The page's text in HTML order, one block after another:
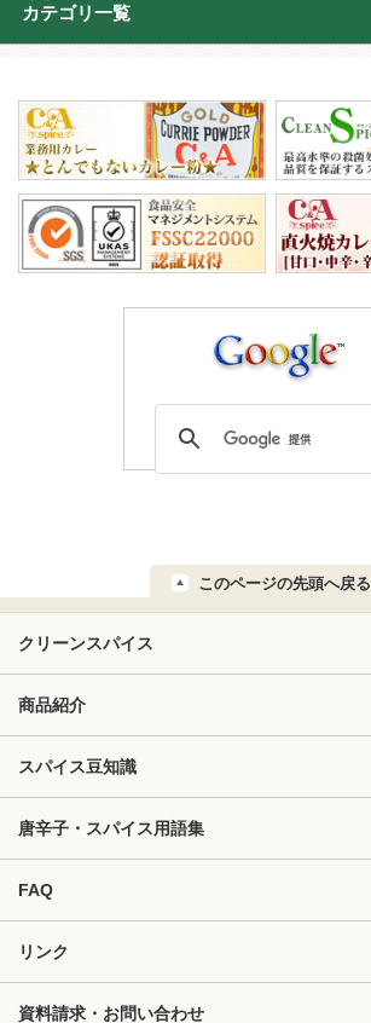
カテゴリ一覧
このページの先頭へ戻る
クリーンスパイス
商品紹介
スパイス豆知識
唐辛子・スパイス用語集
FAQ
リンク
資料請求・お問い合わせ